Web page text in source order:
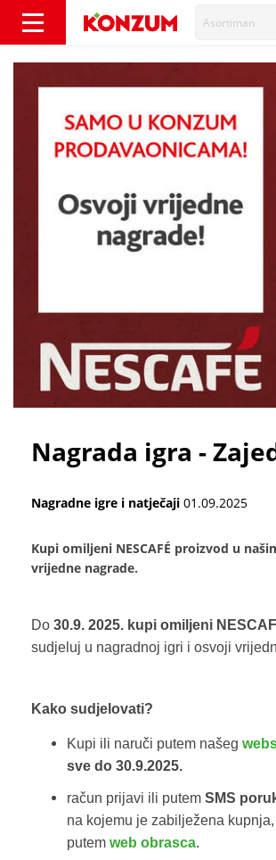
Asortiman
Nagrada igra -
Nagradne igre i natječaji 01.09.2025
Kupi omiljeni NESCAFÉ proizvod u
vrijedne nagrade.
Do 30.9. 2025. kupi omiljeni
sudjeluj u nagradnoj igri i osvoji
Kako sudjelovati?
Kupi ili naruči putem našeg
sve do 30.9.2025.
račun prijavi ili putem SMS
na kojemu je zabilježena
putem web obrasca.